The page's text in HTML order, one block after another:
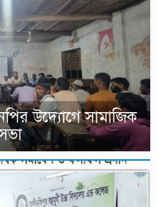
উদ্যোগে সামাজিক